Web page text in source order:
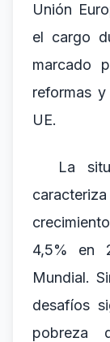
Unión
el cargo
marcado
reformas
UE.
La
4,5% en
Mundial.
desafíos